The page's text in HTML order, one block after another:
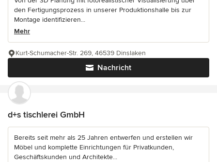
den Fertigungsprozess in unserer Produktionshalle bis zur
Montage identifizieren...
Mehr
Nachricht
Kurt-Schumacher-Str. 269, 46539 Dinslaken
d+s tischlerei GmbH
Bereits seit mehr als 25 Jahren entwerfen und erstellen wir
Möbel und komplette Einrichtungen für Privatkunden,
Geschäftskunden und Architekte...